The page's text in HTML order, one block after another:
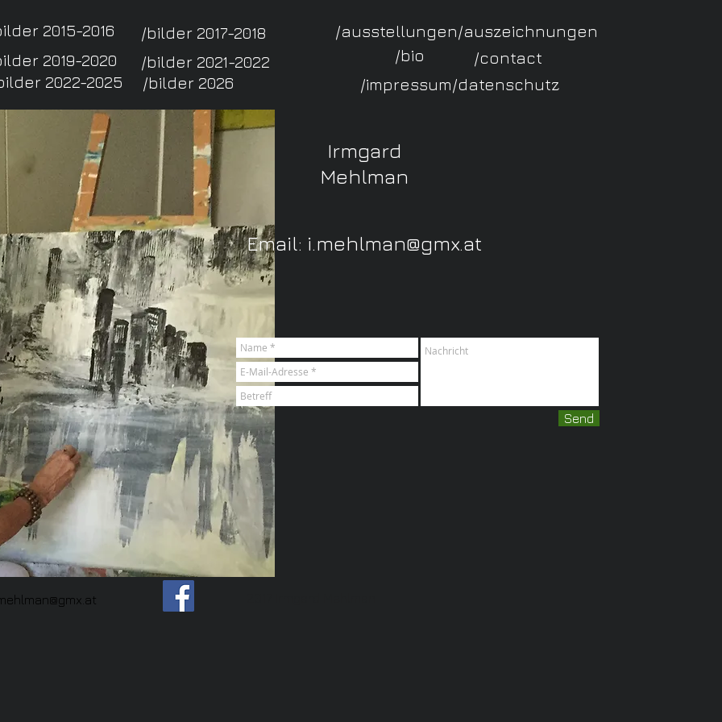
2015-2016
2019-2020
2022-2025
/bilder 2017-2018
/bilder 2021-2022
/bilder 2026
/ausstellungen/auszeichnungen
/bio
/contact
/impressum/datenschutz
Irmgard
Mehlman
Email: i.mehlman@gmx.at
Send